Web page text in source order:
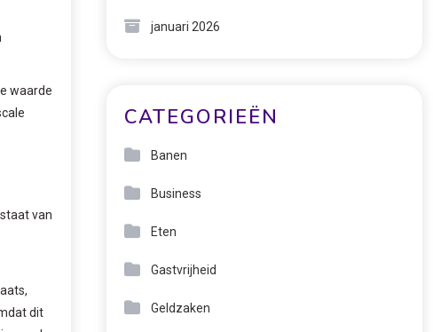
waarde
van
dit
januari 2026
CATEGORIEËN
Banen
Business
Eten
Gastvrijheid
Geldzaken